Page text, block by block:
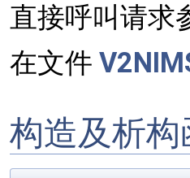
直接呼叫请求
在文件
构造及析构